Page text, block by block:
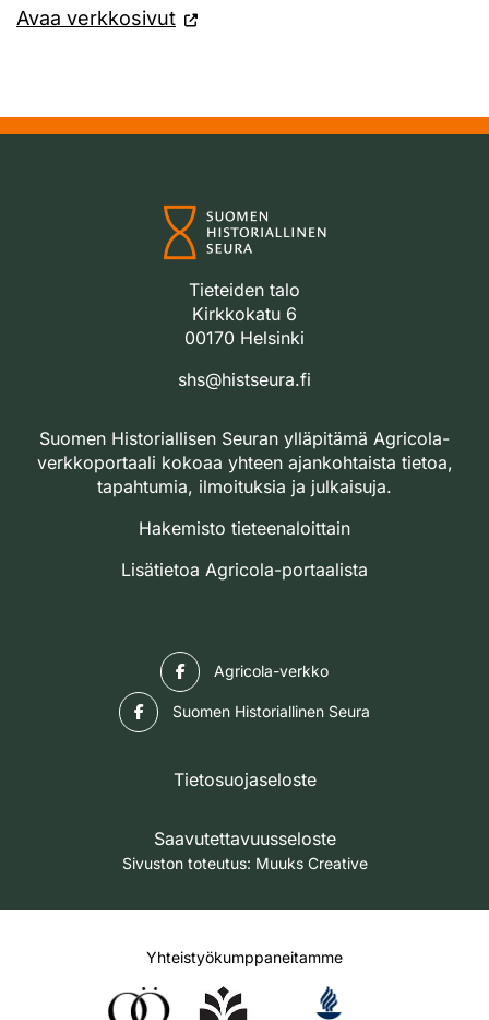
Avaa verkkosivut
Tieteiden talo
Kirkkokatu 6
00170 Helsinki
shs@histseura.fi
Suomen Historiallisen Seuran ylläpitämä Agricola-
verkkoportaali kokoaa yhteen ajankohtaista tietoa,
tapahtumia, ilmoituksia ja julkaisuja.
Hakemisto tieteenaloittain
Lisätietoa Agricola-portaalista
Agricola-verkko
Suomen Historiallinen Seura
Tietosuojaseloste
Saavutettavuusseloste
Sivuston toteutus: Muuks Creative
Yhteistyökumppaneitamme